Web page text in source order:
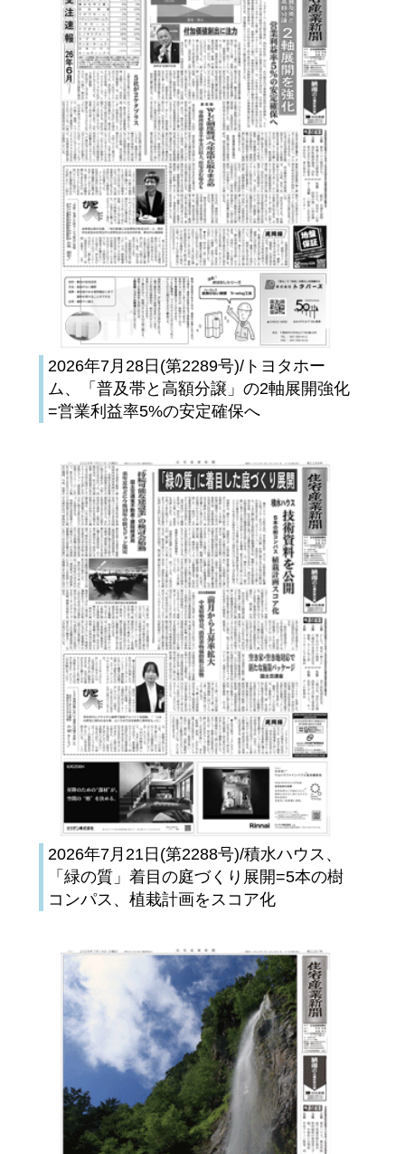
2026年7月28日(第2289号)/トヨタホー
ム、「普及帯と高額分譲」の2軸展開強化
=営業利益率5%の安定確保へ
2026年7月21日(第2288号)/積水ハウス、
「緑の質」着目の庭づくり展開=5本の樹
コンパス、植栽計画をスコア化